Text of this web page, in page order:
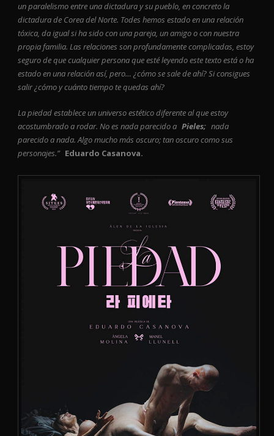
un paralelismo entre una dictadura y su pueblo, en concreto la
dictadura de Corea del Norte. Todes hemos estado en una relación
tóxica, da igual si ha sido con una pareja, un amigo o con nuestra
propia familia. Las relaciones son profundamente complicadas, estoy
seguro de que cualquier persona que esté leyendo este texto está o ha
estado en una relación así, pero… ¿cómo se sale de ahí? Si consigues
salir ¿cómo y cuánto tiempo te quedas ahí?
La piedad establece un universo estético diferente al que estoy
acostumbrado a rodar. No es nada parecido a Pieles; nada
parecido a nada. Algo mucho más oscuro; tan oscuro como sus
personajes.” Eduardo Casanova.